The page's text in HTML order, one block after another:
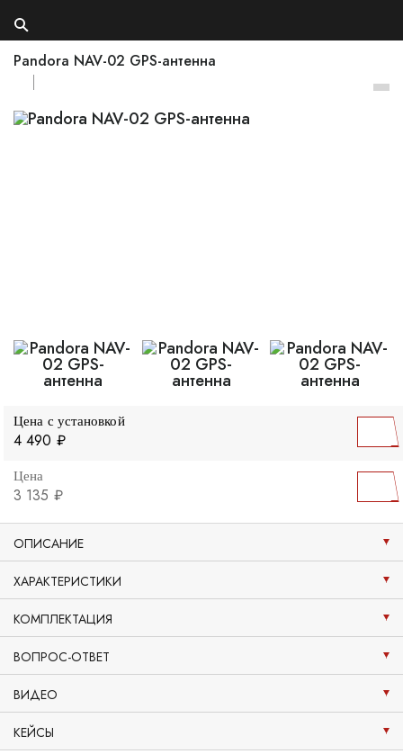
Pandora NAV-02 GPS-антенна
Цена с установкой
4 490 ₽
Цена
3 135 ₽
ОПИСАНИЕ
ХАРАКТЕРИСТИКИ
КОМПЛЕКТАЦИЯ
ВОПРОС-ОТВЕТ
ВИДЕО
КЕЙСЫ